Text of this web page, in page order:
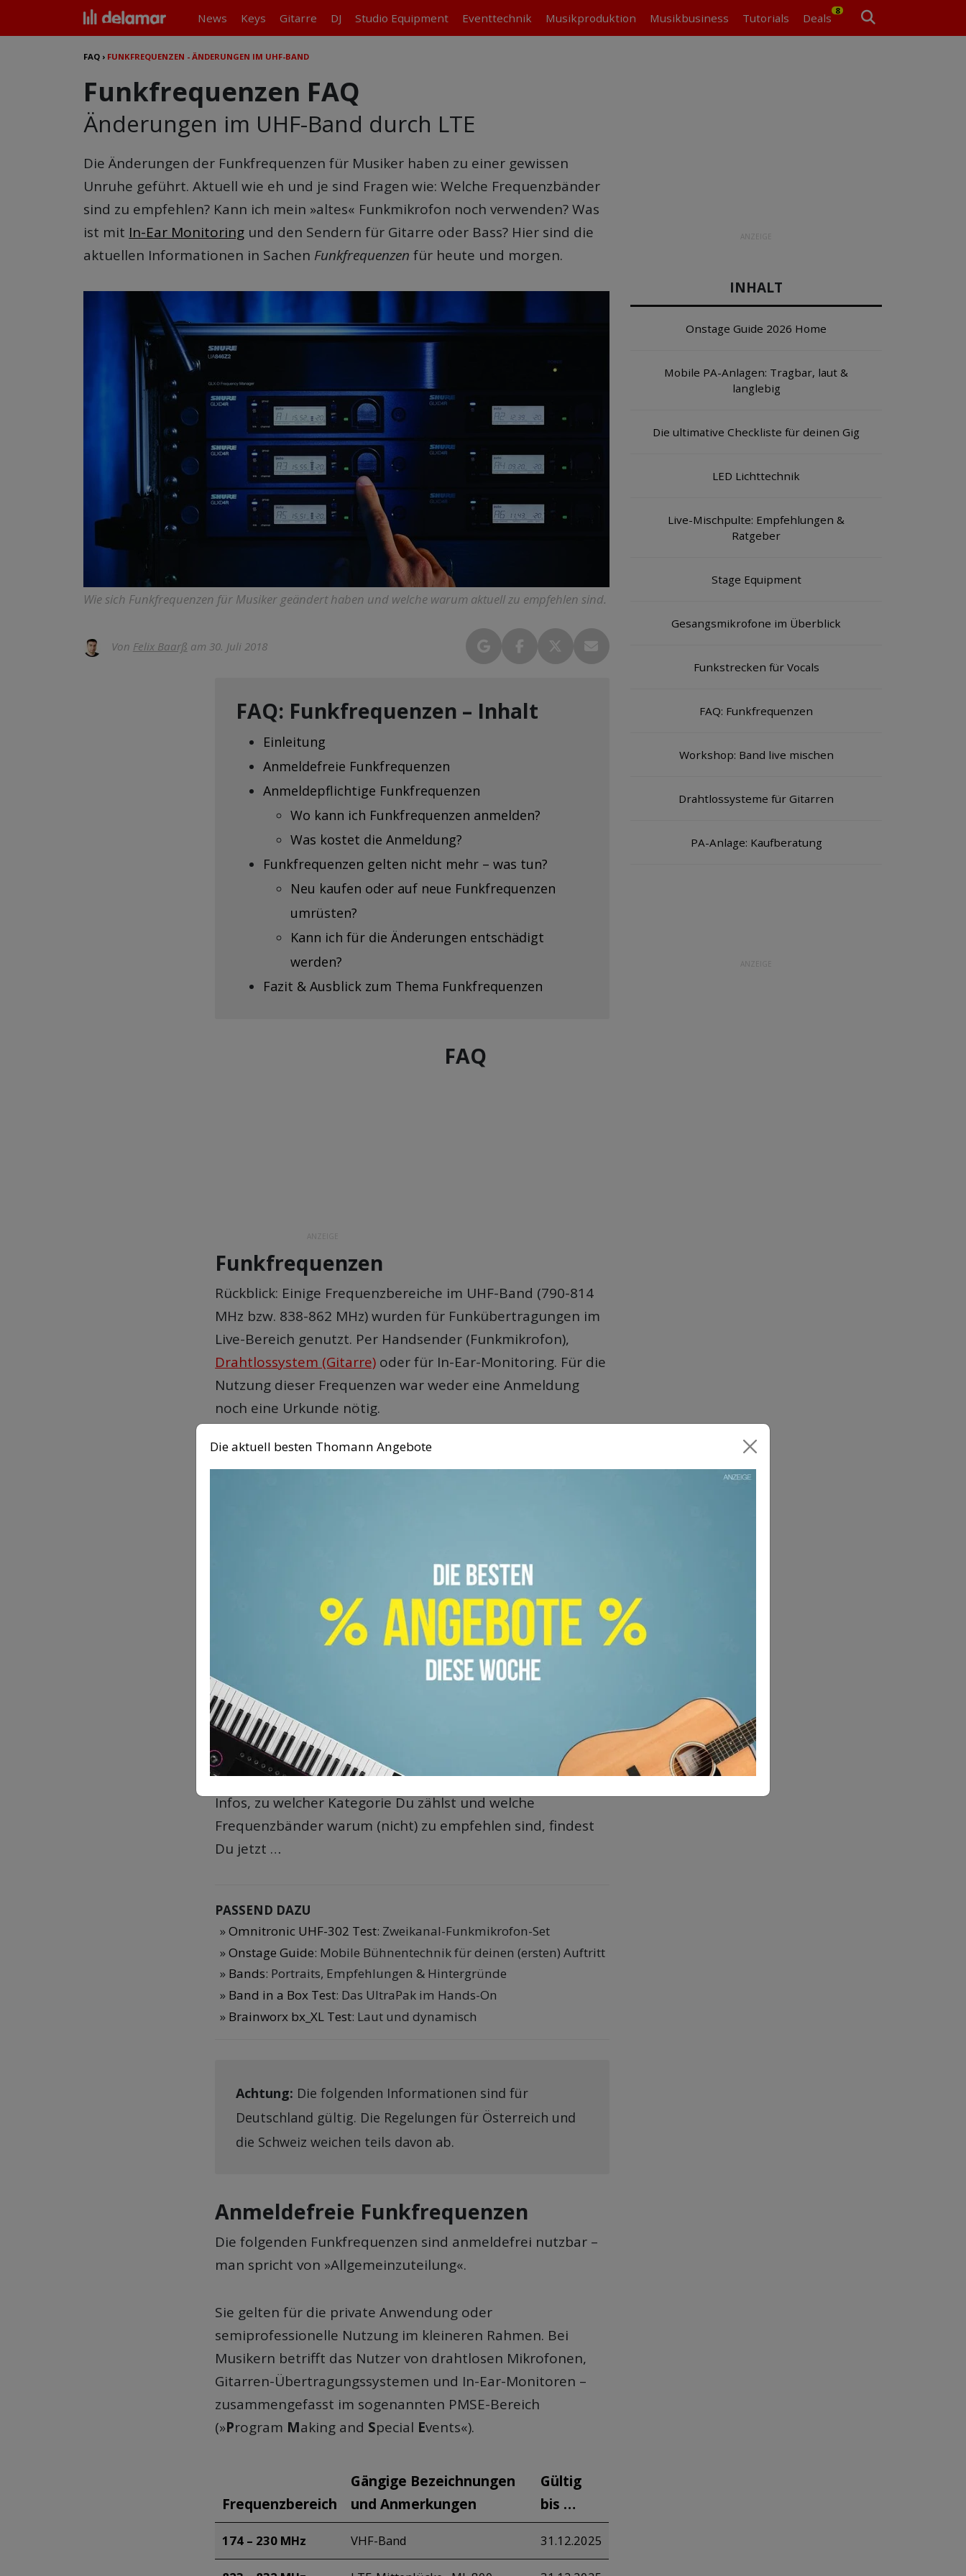
News Keys Gitarre DJ Studio Equipment Eventtechnik Musikproduktion Musikbusiness Tutorials Deals
8
FAQ › FUNKFREQUENZEN - ÄNDERUNGEN IM UHF-BAND
Funkfrequenzen FAQ
Änderungen im UHF-Band durch LTE
Die Änderungen der Funkfrequenzen für Musiker haben zu einer gewissen
Unruhe geführt. Aktuell wie eh und je sind Fragen wie: Welche Frequenzbänder
sind zu empfehlen? Kann ich mein »altes« Funkmikrofon noch verwenden? Was
ist mit In-Ear Monitoring und den Sendern für Gitarre oder Bass? Hier sind die
aktuellen Informationen in Sachen Funkfrequenzen für heute und morgen.
Wie sich Funkfrequenzen für Musiker geändert haben und welche warum aktuell zu empfehlen sind.
Von Felix Baarß am 30. Juli 2018
FAQ: Funkfrequenzen – Inhalt
Einleitung
Anmeldefreie Funkfrequenzen
Anmeldepflichtige Funkfrequenzen
Wo kann ich Funkfrequenzen anmelden?
Was kostet die Anmeldung?
Funkfrequenzen gelten nicht mehr – was tun?
Neu kaufen oder auf neue Funkfrequenzen
umrüsten?
Kann ich für die Änderungen entschädigt
werden?
Fazit & Ausblick zum Thema Funkfrequenzen
ANZEIGE
FAQ
Funkfrequenzen
Rückblick: Einige Frequenzbereiche im UHF-Band (790-814
MHz bzw. 838-862 MHz) wurden für Funkübertragungen im
Live-Bereich genutzt. Per Handsender (Funkmikrofon),
Drahtlossystem (Gitarre) oder für In-Ear-Monitoring. Für die
Nutzung dieser Frequenzen war weder eine Anmeldung
noch eine Urkunde nötig.
Seit Anfang 2016 sind dieseFunkfrequenzen
genutzten Frequenzbereiche mit denen für DVB-T (digitales
Fernsehen), auch wenn der Ausbau für diese Sendeanlagen
Im Folgenden findest Du die zur Audioübertragung
freigegebenen Frequenzbänder gemäß den Bestimmungen
der Digitalen Dividende I und II sowie der VVnömL
(Verwaltungsvorschriften für Frequenzzuteilungen im
nichtöffentlichen mobilen Landfunk). Unterteilt in
anmeldefreie und anmeldepflichtige Funkfrequenzen – alle
Infos, zu welcher Kategorie Du zählst und welche
Frequenzbänder warum (nicht) zu empfehlen sind, findest
Du jetzt …
PASSEND DAZU
Omnitronic UHF-302 Test: Zweikanal-Funkmikrofon-Set
Onstage Guide: Mobile Bühnentechnik für deinen (ersten) Auftritt
Bands: Portraits, Empfehlungen & Hintergründe
Band in a Box Test: Das UltraPak im Hands-On
Brainworx bx_XL Test: Laut und dynamisch
Achtung: Die folgenden Informationen sind für
Deutschland gültig. Die Regelungen für Österreich und
die Schweiz weichen teils davon ab.
Anmeldefreie Funkfrequenzen
Die folgenden Funkfrequenzen sind anmeldefrei nutzbar –
man spricht von »Allgemeinzuteilung«.
Sie gelten für die private Anwendung oder
semiprofessionelle Nutzung im kleineren Rahmen. Bei
Musikern betrifft das Nutzer von drahtlosen Mikrofonen,
Gitarren-Übertragungssystemen und In-Ear-Monitoren –
zusammengefasst im sogenannten PMSE-Bereich
(»Program Making and Special Events«).
Frequenzbereich
Gängige Bezeichnungen
und Anmerkungen
Gültig
bis …
174 – 230 MHz VHF-Band 31.12.2025
ANZEIGE
INHALT
Onstage Guide 2026 Home
Mobile PA-Anlagen: Tragbar, laut &
langlebig
Die ultimative Checkliste für deinen Gig
LED Lichttechnik
Live-Mischpulte: Empfehlungen &
Ratgeber
Stage Equipment
Gesangsmikrofone im Überblick
Funkstrecken für Vocals
FAQ: Funkfrequenzen
Workshop: Band live mischen
Drahtlossysteme für Gitarren
PA-Anlage: Kaufberatung
ANZEIGE
Die aktuell besten Thomann Angebote